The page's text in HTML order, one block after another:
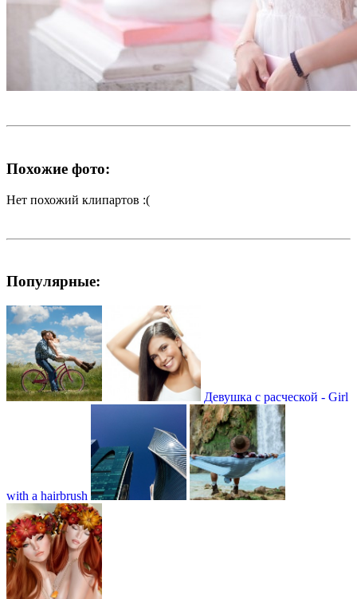
Похожие фото:
Нет похожий клипартов :(
Популярные:
Девушка с расческой - Girl
with a hairbrush